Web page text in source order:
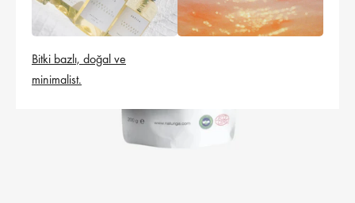
Bitki bazlı, doğal ve
minimalist.